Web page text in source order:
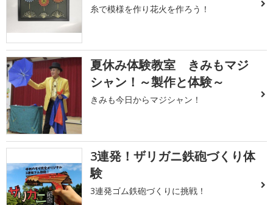
糸で模様を作り花火を作ろう！
夏休み体験教室 きみもマジ
シャン！～製作と体験～
きみも今日からマジシャン！
3連発！ザリガニ鉄砲づくり体
験
3連発ゴム鉄砲づくりに挑戦！